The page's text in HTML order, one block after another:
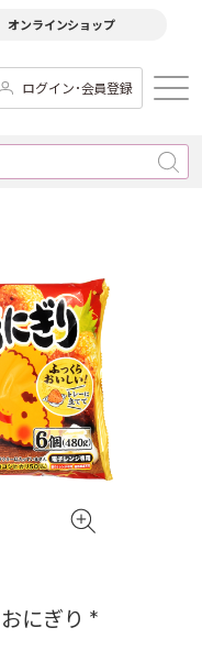
オンラインショップ
ログイン･会員登録
にぎり *